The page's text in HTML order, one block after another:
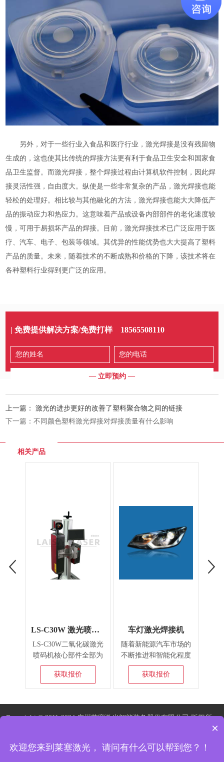
另外，对于一些行业入食品和医疗行业，激光焊接是没有残留物
生成的，这也使其比传统的焊接方法更有利于食品卫生安全和国家食
品卫生监督。而激光焊接，整个焊接过程由计算机软件控制，因此焊
接灵活性强，自由度大。纵使是一些非常复杂的产品，激光焊接也能
轻松的处理好。相比较与其他融化的方法，激光焊接也能大大降低产
品的振动应力和热应力。这意味着产品或设备内部部件的老化速度较
慢，可用于易损坏产品的焊接。目前，激光焊接技术已广泛应用于医
疗、汽车、电子、包装等领域。其优异的性能优势也大大提高了塑料
产品的质量。未来，随着技术的不断成熟和价格的下降，该技术将在
各种塑料行业得到更广泛的应用。
| 免费提供解决方案/免费打样 18565508110
上一篇：激光的进步更好的改善了塑料聚合物之间的链接
下一篇：不同颜色塑料激光焊接对焊接质量有什么影响
相关产品
LS-C30W 激光喷码机
LS-C30W二氧化碳激光
喷码机核心部件全部为
原装进口，采用进口射
频激光器和进口高速振
镜扫描系统，整个激光
的在线式飞行（连续动
态）喷码，形成永久信
获取报价
车灯激光焊接机
随着新能源汽车市场的
不断推进和智能化程度
不的短提高，激光技术
也作为时代的两点替代
了不少传统工艺，为整
获取报价
率
Copyright ©2011-2024 广州莱塞激光智能装备股份有限公司 版权所
塑料激光焊接机 激光焊接机 塑料焊接设备 激光模切机
卷对
不干胶激光模切机
×
欢迎您来到莱塞激光， 请问有什么可以帮到您？！